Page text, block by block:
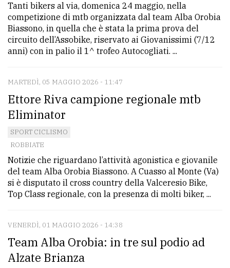
Tanti bikers al via, domenica 24 maggio, nella
competizione di mtb organizzata dal team Alba Orobia
Biassono, in quella che è stata la prima prova del
circuito dell’Assobike, riservato ai Giovanissimi (7/12
anni) con in palio il 1^ trofeo Autocogliati. ...
MARTEDÌ, 05 MAGGIO 2026 - 11:47
Ettore Riva campione regionale mtb
Eliminator
SPORT CICLISMO
ROBBIATE
Notizie che riguardano l’attività agonistica e giovanile
del team Alba Orobia Biassono. A Cuasso al Monte (Va)
si è disputato il cross country della Valceresio Bike,
Top Class regionale, con la presenza di molti biker, ...
VENERDÌ, 01 MAGGIO 2026 - 14:38
Team Alba Orobia: in tre sul podio ad
Alzate Brianza